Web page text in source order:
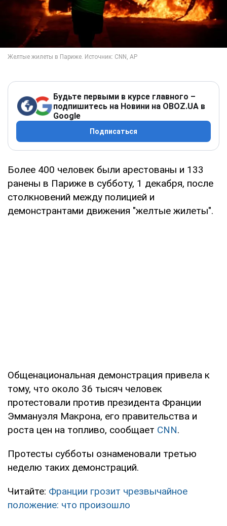
Будьте первыми в курсе главного –
подпишитесь на Новини на OBOZ.UA в
Google
Подписаться
Более 400 человек были арестованы и 133
ранены в Париже в субботу, 1 декабря, после
столкновений между полицией и
демонстрантами движения "желтые жилеты".
Общенациональная демонстрация привела к
тому, что около 36 тысяч человек
протестовали против президента Франции
Эммануэля Макрона, его правительства и
роста цен на топливо, сообщает CNN.
Протесты субботы ознаменовали третью
неделю таких демонстраций.
Читайте: Франции грозит чрезвычайное
положение: что произошло